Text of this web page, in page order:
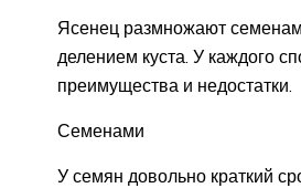
Ясенец размножают
делением куста. У каждого
преимущества и недостатки.
Семенами
У семян довольно краткий